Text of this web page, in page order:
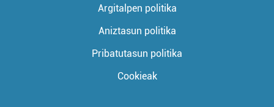
Argitalpen politika
Aniztasun politika
Pribatutasun politika
Cookieak